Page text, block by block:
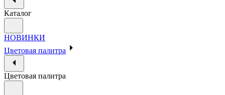
Каталог
НОВИНКИ
Цветовая палитра
Цветовая палитра